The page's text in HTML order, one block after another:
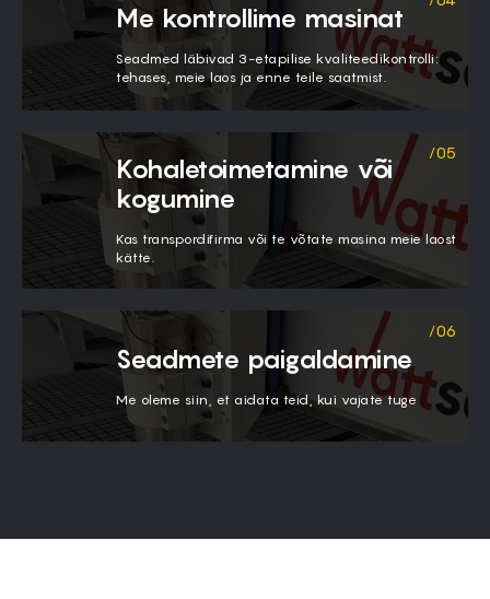
Me kontrollime masinat
​Seadmed läbivad 3-etapilise kvaliteedikontrolli:
tehases, meie laos ja enne teile saatmist.
Kohaletoimetamine või
kogumine
Kas transpordifirma või te võtate masina meie laost
kätte.
Seadmete paigaldamine
Me oleme siin, et aidata teid, kui vajate tuge